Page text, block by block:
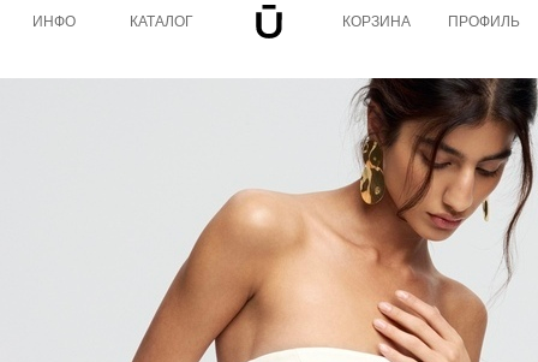
ИНФО КАТАЛОГ КОРЗИНА ПРОФИЛЬ